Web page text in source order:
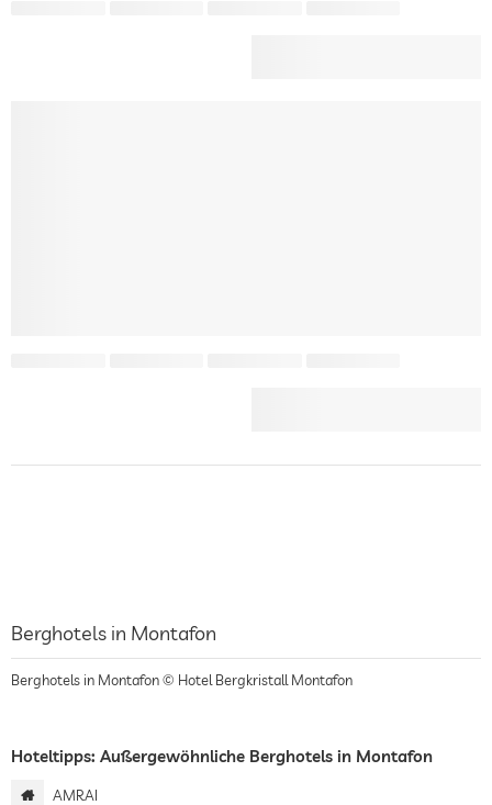
Berghotels in Montafon
Berghotels in Montafon © Hotel Bergkristall Montafon
Hoteltipps: Außergewöhnliche Berghotels in Montafon
AMRAI